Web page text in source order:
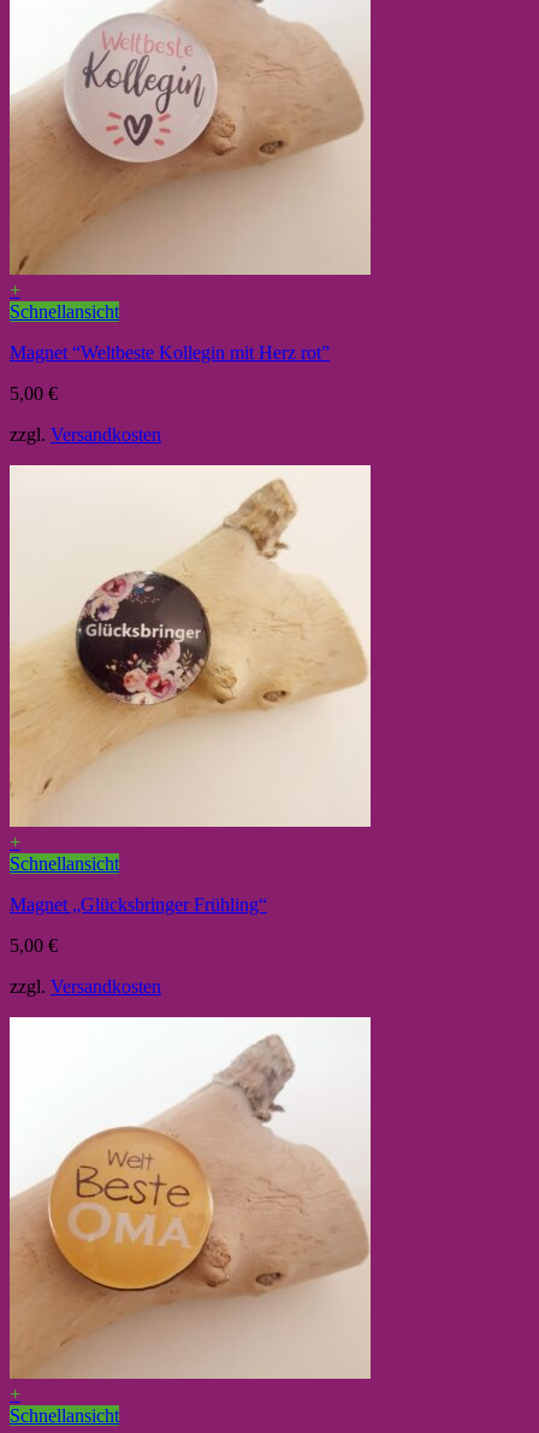
+
Schnellansicht
Magnet “Weltbeste Kollegin mit Herz rot”
5,00 €
zzgl. Versandkosten
+
Schnellansicht
Magnet „Glücksbringer Frühling“
5,00 €
zzgl. Versandkosten
+
Schnellansicht